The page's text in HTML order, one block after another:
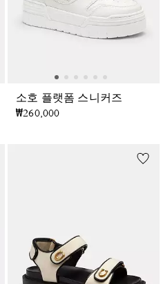
소호 플랫폼 스니커즈
₩260,000